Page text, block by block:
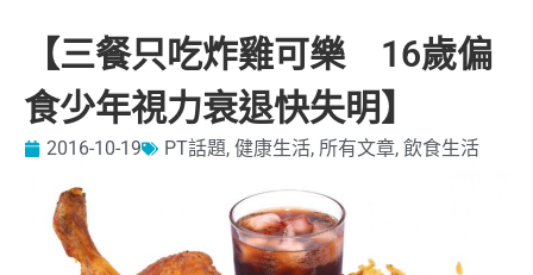
【三餐只吃炸雞可樂 16歲偏
食少年視力衰退快失明】
2016-10-19 PT話題, 健康生活, 所有文章, 飲食生活